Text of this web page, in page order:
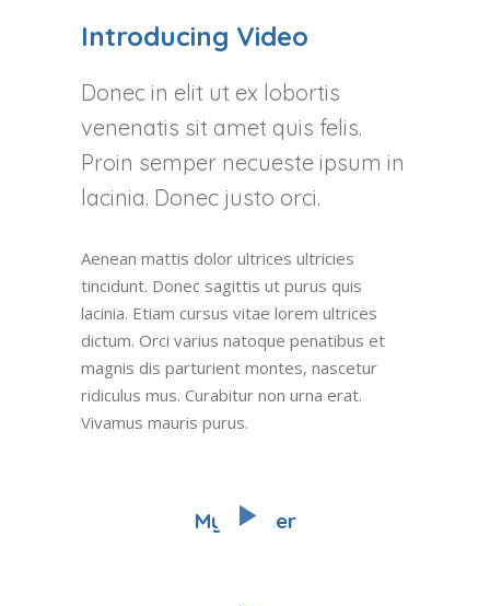
Introducing Video
Donec in elit ut ex lobortis
venenatis sit amet quis felis.
Proin semper necueste ipsum in
lacinia. Donec justo orci.
Aenean mattis dolor ultrices ultricies
tincidunt. Donec sagittis ut purus quis
lacinia. Etiam cursus vitae lorem ultrices
dictum. Orci varius natoque penatibus et
magnis dis parturient montes, nascetur
ridiculus mus. Curabitur non urna erat.
Vivamus mauris purus.
My Career